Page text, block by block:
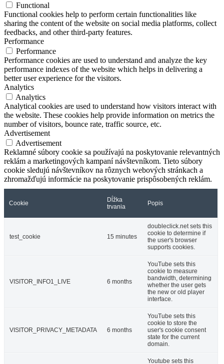
Functional
Functional cookies help to perform certain functionalities like
sharing the content of the website on social media platforms, collect
feedbacks, and other third-party features.
Performance
Performance
Performance cookies are used to understand and analyze the key
performance indexes of the website which helps in delivering a
better user experience for the visitors.
Analytics
Analytics
Analytical cookies are used to understand how visitors interact with
the website. These cookies help provide information on metrics the
number of visitors, bounce rate, traffic source, etc.
Advertisement
Advertisement
Reklamné súbory cookie sa používajú na poskytovanie relevantných
reklám a marketingových kampaní návštevníkom. Tieto súbory
cookie sledujú návštevníkov na rôznych webových stránkach a
zhromažďujú informácie na poskytovanie prispôsobených reklám.
Cookie
Dĺžka
trvania
Popis
test_cookie 15 minutes
doubleclick.net sets this
cookie to determine if
the user's browser
supports cookies.
VISITOR_INFO1_LIVE 6 months
YouTube sets this
cookie to measure
bandwidth, determining
whether the user gets
the new or old player
interface.
VISITOR_PRIVACY_METADATA 6 months
YouTube sets this
cookie to store the
user's cookie consent
state for the current
domain.
Youtube sets this